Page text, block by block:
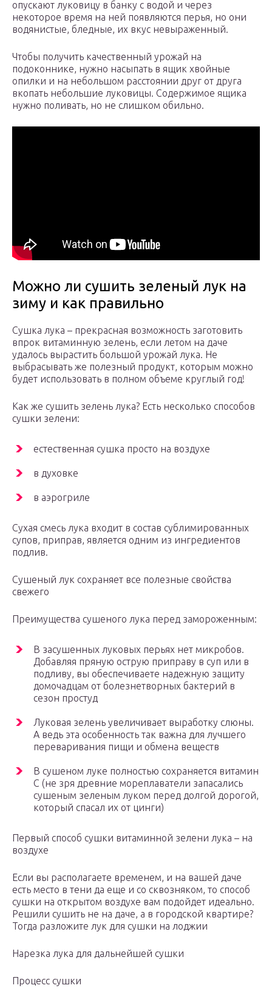
опускают луковицу в банку с водой и через
некоторое время на ней появляются перья, но они
водянистые, бледные, их вкус невыраженный.
Чтобы получить качественный урожай на
подоконнике, нужно насыпать в ящик хвойные
опилки и на небольшом расстоянии друг от друга
вкопать небольшие луковицы. Содержимое ящика
нужно поливать, но не слишком обильно.
Можно ли сушить зеленый лук на
зиму и как правильно
Сушка лука – прекрасная возможность заготовить
впрок витаминную зелень, если летом на даче
удалось вырастить большой урожай лука. Не
выбрасывать же полезный продукт, которым можно
будет использовать в полном объеме круглый год!
Как же сушить зелень лука? Есть несколько способов
сушки зелени:
естественная сушка просто на воздухе
в духовке
в аэрогриле
Сухая смесь лука входит в состав сублимированных
супов, приправ, является одним из ингредиентов
подлив.
Сушеный лук сохраняет все полезные свойства
свежего
Преимущества сушеного лука перед замороженным:
В засушенных луковых перьях нет микробов.
Добавляя пряную острую приправу в суп или в
подливу, вы обеспечиваете надежную защиту
домочадцам от болезнетворных бактерий в
сезон простуд
Луковая зелень увеличивает выработку слюны.
А ведь эта особенность так важна для лучшего
переваривания пищи и обмена веществ
В сушеном луке полностью сохраняется витамин
С (не зря древние мореплаватели запасались
сушеным зеленым луком перед долгой дорогой,
который спасал их от цинги)
Первый способ сушки витаминной зелени лука – на
воздухе
Если вы располагаете временем, и на вашей даче
есть место в тени да еще и со сквозняком, то способ
сушки на открытом воздухе вам подойдет идеально.
Решили сушить не на даче, а в городской квартире?
Тогда разложите лук для сушки на лоджии
Нарезка лука для дальнейшей сушки
Процесс сушки